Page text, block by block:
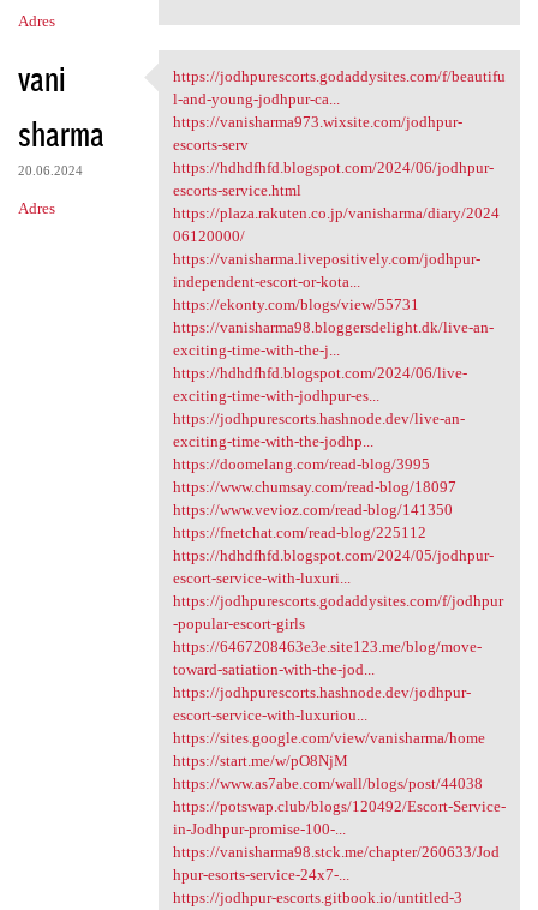
Adres
vani
sharma
20.06.2024
Adres
https://jodhpurescorts
https://jodhpurescorts.godaddysites.com/f/beautifu
l-and-young-jodhpur-ca...
https://vanisharma973.wixsite.com/jodhpur-
escorts-serv
https://hdhdfhfd.blogspot.com/2024/06/jodhpur-
escorts-service.html
https://plaza.rakuten.co.jp/vanisharma/diary/2024
06120000/
https://vanisharma.livepositively.com/jodhpur-
independent-escort-or-kota...
https://ekonty.com/blogs/view/55731
https://vanisharma98.bloggersdelight.dk/live-an-
exciting-time-with-the-j...
https://hdhdfhfd.blogspot.com/2024/06/live-
exciting-time-with-jodhpur-es...
https://jodhpurescorts.hashnode.dev/live-an-
exciting-time-with-the-jodhp...
https://doomelang.com/read-blog/3995
https://www.chumsay.com/read-blog/18097
https://www.vevioz.com/read-blog/141350
https://fnetchat.com/read-blog/225112
https://hdhdfhfd.blogspot.com/2024/05/jodhpur-
escort-service-with-luxuri...
https://jodhpurescorts.godaddysites.com/f/jodhpur
-popular-escort-girls
https://6467208463e3e.site123.me/blog/move-
toward-satiation-with-the-jod...
https://jodhpurescorts.hashnode.dev/jodhpur-
escort-service-with-luxuriou...
https://sites.google.com/view/vanisharma/home
https://start.me/w/pO8NjM
https://www.as7abe.com/wall/blogs/post/44038
https://potswap.club/blogs/120492/Escort-Service-
in-Jodhpur-promise-100-...
https://vanisharma98.stck.me/chapter/260633/Jod
hpur-esorts-service-24x7-...
https://jodhpur-escorts.gitbook.io/untitled-3